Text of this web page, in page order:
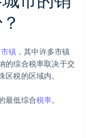
镇 ，其中许多市镇
的综合税率取决于交
税的区域内。
最低综合税率。